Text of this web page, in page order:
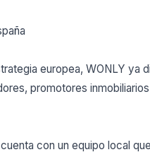
europea, WONLY ya
promotores
con un equipo local